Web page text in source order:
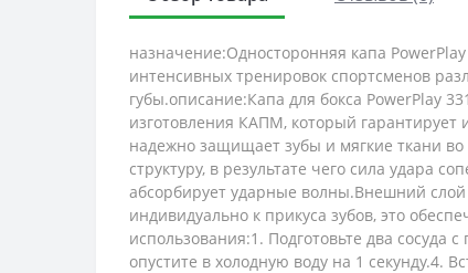
назначение:Односторонняя капа
интенсивных тренировок спортсменов
губы.описание:Капа для бокса PowerPlay
изготовления КАПМ, который гарантирует
надежно защищает зубы и мягкие ткани
структуру, в результате чего сила удара
абсорбирует ударные волны.Внешний слой
индивидуально к прикуса зубов, это
использования:1. Подготовьте два сосуда
опустите в холодную воду на 1 секунду.4.